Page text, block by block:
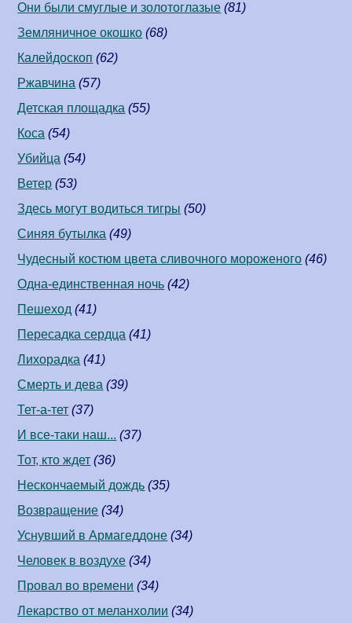
Они были смуглые и золотоглазые (81)
Земляничное окошко (68)
Калейдоскоп (62)
Ржавчина (57)
Детская площадка (55)
Коса (54)
Убийца (54)
Ветер (53)
Здесь могут водиться тигры (50)
Синяя бутылка (49)
Чудесный костюм цвета сливочного мороженого (46)
Одна-единственная ночь (42)
Пешеход (41)
Пересадка сердца (41)
Лихорадка (41)
Смерть и дева (39)
Тет-а-тет (37)
И все-таки наш... (37)
Тот, кто ждет (36)
Нескончаемый дождь (35)
Возвращение (34)
Уснувший в Армагеддоне (34)
Человек в воздухе (34)
Провал во времени (34)
Лекарство от меланхолии (34)